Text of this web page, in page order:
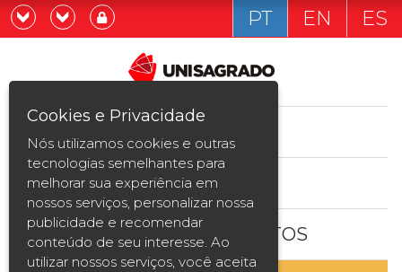
Graduação
Pós-graduação e MBA
Curta Duração
Vestibular
Já sou estudande
Quero ser estudante
PT EN ES
ESTUDE AQUI
BOLSAS E DESCONTOS
Cookies e Privacidade
Nós utilizamos cookies e outras
tecnologias semelhantes para
melhorar sua experiência em
nossos serviços, personalizar nossa
publicidade e recomendar
conteúdo de seu interesse. Ao
utilizar nossos serviços, você aceita